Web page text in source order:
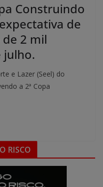
Construindo
de
2 mil
julho.
e Lazer (Seel) do
a 2ª Copa
RISCO